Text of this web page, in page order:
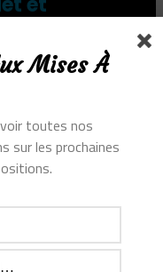
de
Mises À
toutes nos
sur les prochaines